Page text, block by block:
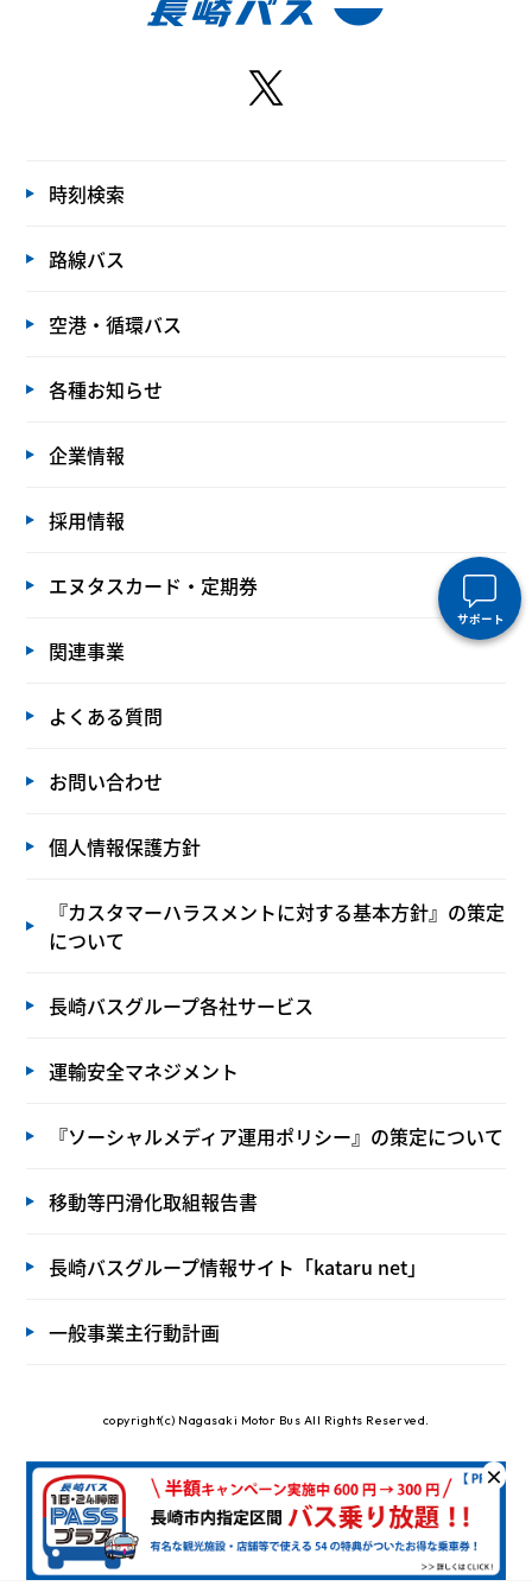
サポート
×
時刻検索
路線バス
空港・循環バス
各種お知らせ
企業情報
採用情報
エヌタスカード・定期券
関連事業
よくある質問
お問い合わせ
個人情報保護方針
『カスタマーハラスメントに対する基本方針』の策定
について
長崎バスグループ各社サービス
運輸安全マネジメント
『ソーシャルメディア運用ポリシー』の策定について
移動等円滑化取組報告書
長崎バスグループ情報サイト「kataru net」
一般事業主行動計画
copyright(c) Nagasaki Motor Bus All Rights Reserved.